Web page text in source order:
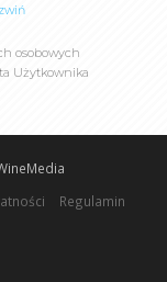
osobowych
Użytkownika
Regulamin